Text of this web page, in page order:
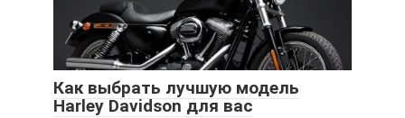
Как выбрать лучшую модель
Harley Davidson для вас